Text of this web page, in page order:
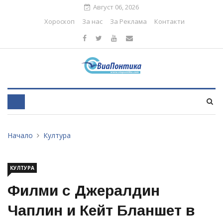
Август 06, 2026
Хороскоп
За нас За Реклама Контакти
Начало Култура
КУЛТУРА
Филми с Джералдин
Чаплин и Кейт Бланшет в